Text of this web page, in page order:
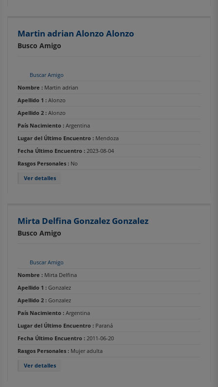
Martin adrian Alonzo Alonzo
Busco Amigo
Buscar Amigo
Nombre : Martin adrian
Apellido 1 : Alonzo
Apellido 2 : Alonzo
País Nacimiento : Argentina
Lugar del Último Encuentro : Mendoza
Fecha Último Encuentro : 2023-08-04
Rasgos Personales : No
Ver detalles
Mirta Delfina Gonzalez Gonzalez
Busco Amigo
Buscar Amigo
Nombre : Mirta Delfina
Apellido 1 : Gonzalez
Apellido 2 : Gonzalez
País Nacimiento : Argentina
Lugar del Último Encuentro : Paraná
Fecha Último Encuentro : 2011-06-20
Rasgos Personales : Mujer adulta
Ver detalles